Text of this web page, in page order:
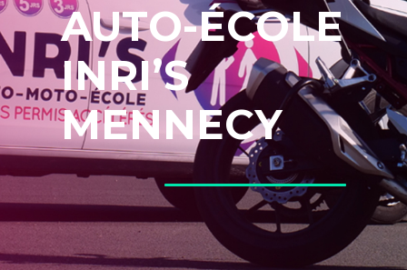
AUTO-ÉCOLE
INRI’S
MENNECY